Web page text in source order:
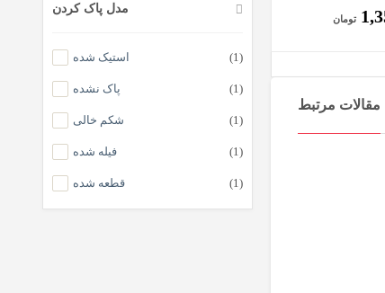
ماهی تن (ماهی هوور)
ماهی شیر
ماهی چمن
ماهی قباد
ماهی صبیتی
ماهی حلوا سیاه
ماهی کفشک
مدل پاک کردن
استیک شده (1)
پاک نشده (1)
شکم خالی (1)
فیله شده (1)
قطعه شده (1)
تومان
مقالات مرتبط